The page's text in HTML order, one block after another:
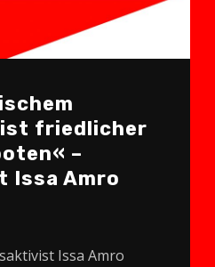
friedlicher
–
Issa Amro
Issa Amro